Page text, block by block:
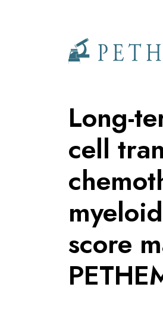
Llevamos la
Long-
cell
score